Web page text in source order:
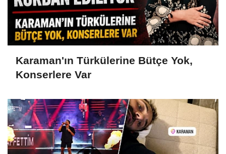
Karaman'ın Türkülerine Bütçe Yok,
Konserlere Var